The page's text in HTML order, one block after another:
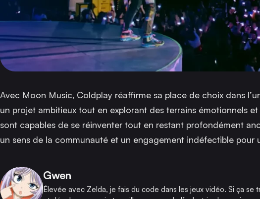
Avec Moon Music, Coldplay réaffirme sa place de choix dans
un projet ambitieux tout en explorant des terrains émotionnels
sont capables de se réinventer tout en restant profondément
un sens de la communauté et un engagement indéfectible pour
Publié par
Gwen
Élevée avec Zelda, je fais du code dans les jeux vidéo. Si ça se